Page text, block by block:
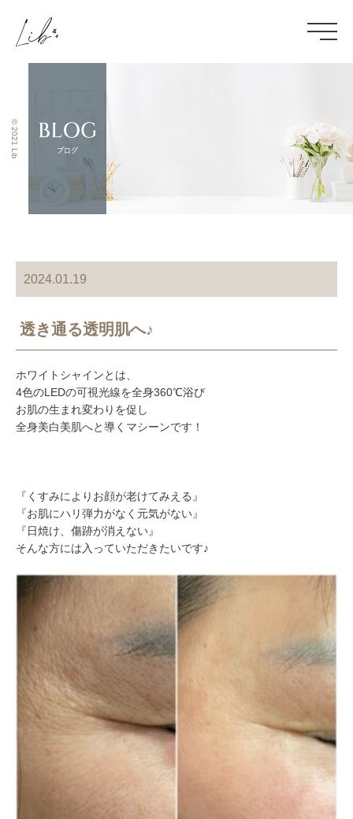
© 2021 Lib
2024.01.19
透き通る透明肌へ♪
ホワイトシャインとは、
4色のLEDの可視光線を全身360℃浴び
お肌の生まれ変わりを促し
全身美白美肌へと導くマシーンです！
『くすみによりお顔が老けてみえる』
『お肌にハリ弾力がなく元気がない』
『日焼け、傷跡が消えない』
そんな方には入っていただきたいです♪